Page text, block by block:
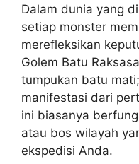
Dalam dunia yang
setiap monster
merefleksikan
Golem Batu
tumpukan batu
manifestasi dari
ini biasanya
atau bos wilayah
ekspedisi Anda.